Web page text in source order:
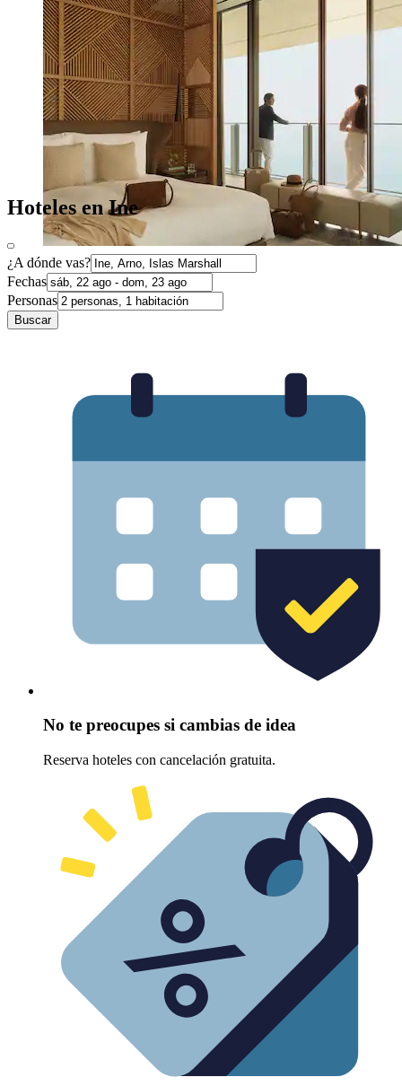
Hoteles en Ine
¿A dónde vas?
Fechas
Personas
Buscar
No te preocupes si cambias de idea
Reserva hoteles con cancelación gratuita.